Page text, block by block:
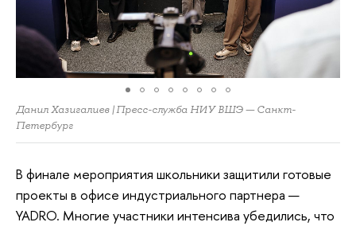
Данил Хазигалиев | Пресс-служба НИУ ВШЭ — Санкт-
Петербург
В финале мероприятия школьники защитили готовые
проекты в офисе индустриального партнера —
YADRO. Многие участники интенсива убедились, что